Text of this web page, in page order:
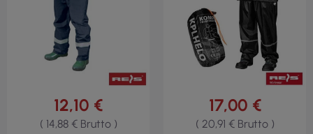
12,10 €
( 14,88 € Brutto )
17,00 €
( 20,91 € Brutto )